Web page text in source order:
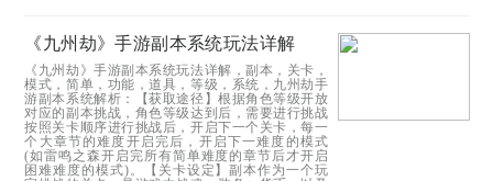
《九州劫》手游副本系统玩法详解
《九州劫》手游副本系统玩法详解，副本，关卡，
模式，简单，功能，道具，等级，系统，九州劫手
游副本系统解析：【获取途径】根据角色等级开放
对应的副本挑战，角色等级达到后，需要进行挑战
按照关卡顺序进行挑战后，开启下一个关卡，每一
个大章节的难度开启完后，开启下一难度的模式
(如雷鸣之森开启完所有简单难度的章节后才开启
困难难度的模式)。【关卡设定】副本作为一个玩